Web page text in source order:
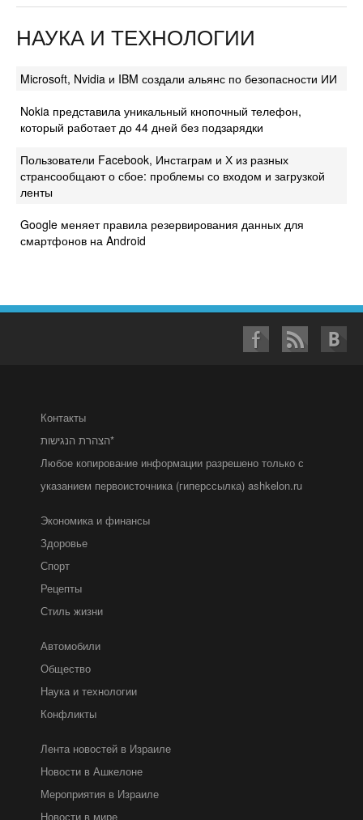
НАУКА И ТЕХНОЛОГИИ
Microsoft, Nvidia и IBM создали альянс по безопасности ИИ
Nokia представила уникальный кнопочный телефон,
который работает до 44 дней без подзарядки
Пользователи Facebook, Инстаграм и Х из разных
странсообщают о сбое: проблемы со входом и загрузкой
ленты
Google меняет правила резервирования данных для
смартфонов на Android
Контакты
הצהרת הנגישות*
Любое копирование информации разрешено только с
указанием первоисточника (гиперссылка) ashkelon.ru
Экономика и финансы
Здоровье
Спорт
Рецепты
Стиль жизни
Автомобили
Общество
Наука и технологии
Конфликты
Лента новостей в Израиле
Новости в Ашкелоне
Мероприятия в Израиле
Новости в мире